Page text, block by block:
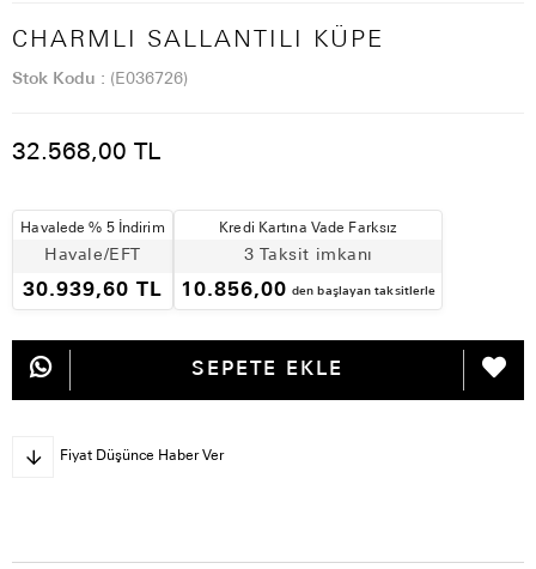
CHARMLI SALLANTILI KÜPE
Stok Kodu (E036726)
32.568,00 TL
Havalede % 5 İndirim
Havale/EFT
30.939,60 TL
Kredi Kartına Vade Farksız
3 Taksit imkanı
10.856,00 den başlayan taksitlerle
Fiyat Düşünce Haber Ver